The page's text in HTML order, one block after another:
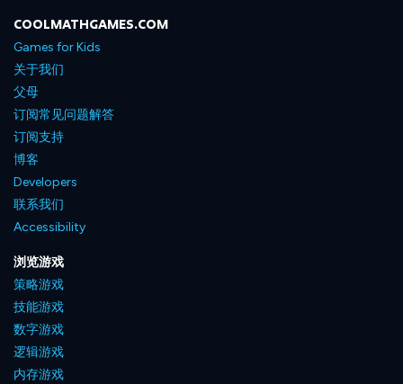
COOLMATHGAMES.COM
Games for Kids
关于我们
父母
订阅常见问题解答
订阅支持
博客
Developers
联系我们
Accessibility
浏览游戏
策略游戏
技能游戏
数字游戏
逻辑游戏
内存游戏